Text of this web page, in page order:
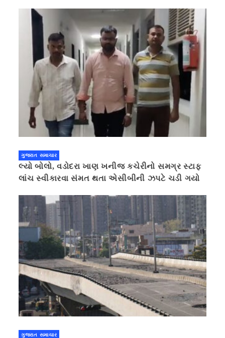
ગુજરાત સમાચાર
લ્યો બોલો, વડોદરા ખાણ ખનીજ કચેરીનો સમગ્ર સ્ટાફ
લાંચ સ્વીકારવા સંમત થતા એસીબીની ઝપટે ચડી ગયો
ગુજરાત સમાચાર